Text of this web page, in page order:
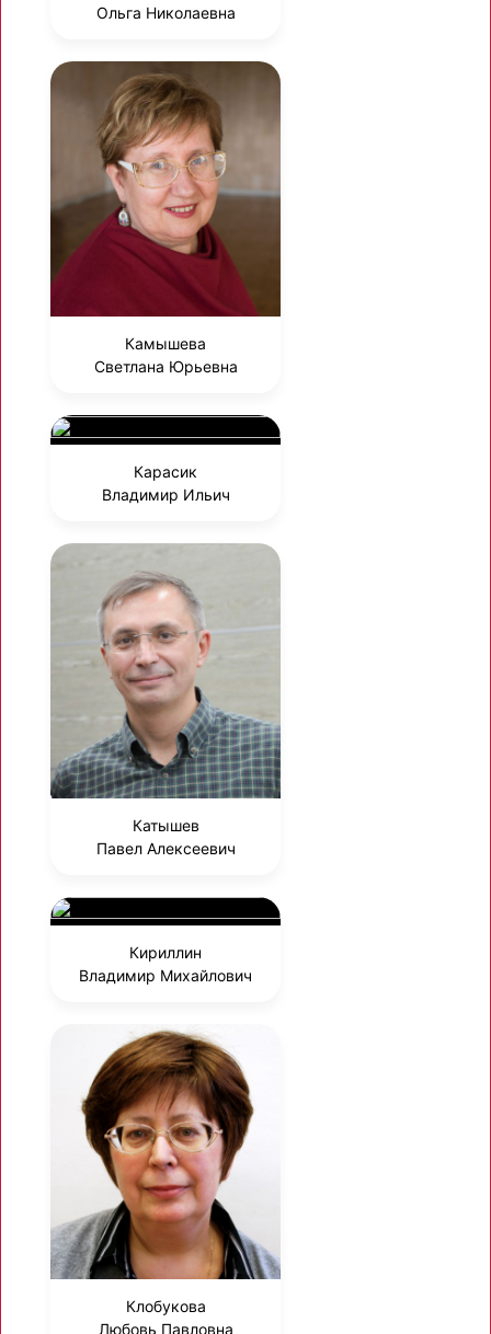
Ольга Николаевна
Камышева
Светлана Юрьевна
Карасик
Владимир Ильич
Катышев
Павел Алексеевич
Кириллин
Владимир Михайлович
Клобукова
Любовь Павловна